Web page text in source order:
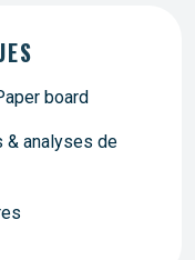
board
& analyses de